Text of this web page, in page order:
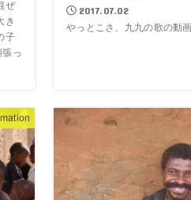
ぜ
き
子
張っ
2017.07.02
やっとこさ、九九の歌の動